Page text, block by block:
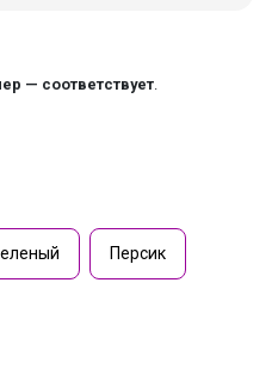
— соответствует
Персик
для сменки